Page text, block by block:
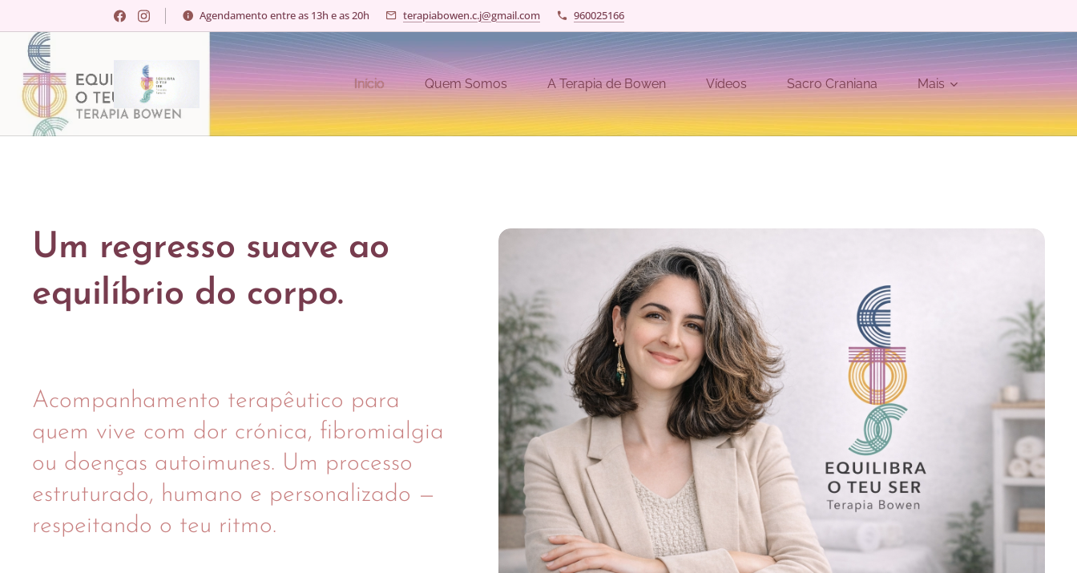
Agendamento entre as 13h e as 20h terapiabowen.c.j@gmail.com 960025166
Início Quem Somos A Terapia de Bowen Vídeos Sacro Craniana Mais
Um regresso suave ao
equilíbrio do corpo.
Acompanhamento terapêutico para
quem vive com dor crónica, fibromialgia
ou doenças autoimunes. Um processo
estruturado, humano e personalizado —
respeitando o teu ritmo.